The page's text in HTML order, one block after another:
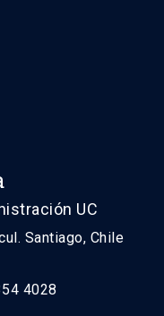
UC
Santiago, Chile
4028